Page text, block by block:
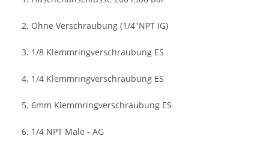
2. Ohne Verschraubung (1/4"NPT IG)
3. 1/8 Klemmringverschraubung ES
4. 1/4 Klemmringverschraubung ES
5. 6mm Klemmringverschraubung ES
6. 1/4 NPT Male - AG